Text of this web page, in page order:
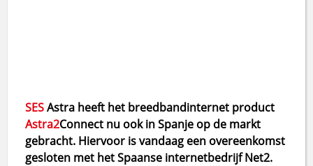
SESAstra heeft het breedbandinternet product
Astra2Connect nu ook in Spanje op de markt
gebracht. Hiervoor is vandaag een overeenkomst
gesloten met het Spaanse internetbedrijf Net2.